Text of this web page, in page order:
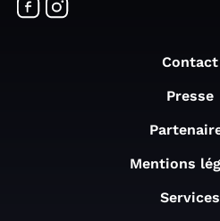
Contact
Presse
Mentions
Services